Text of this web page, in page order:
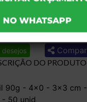
desejos
DO PRODUTO
90g - 4x0 - 3x3 cm
- 50 unid